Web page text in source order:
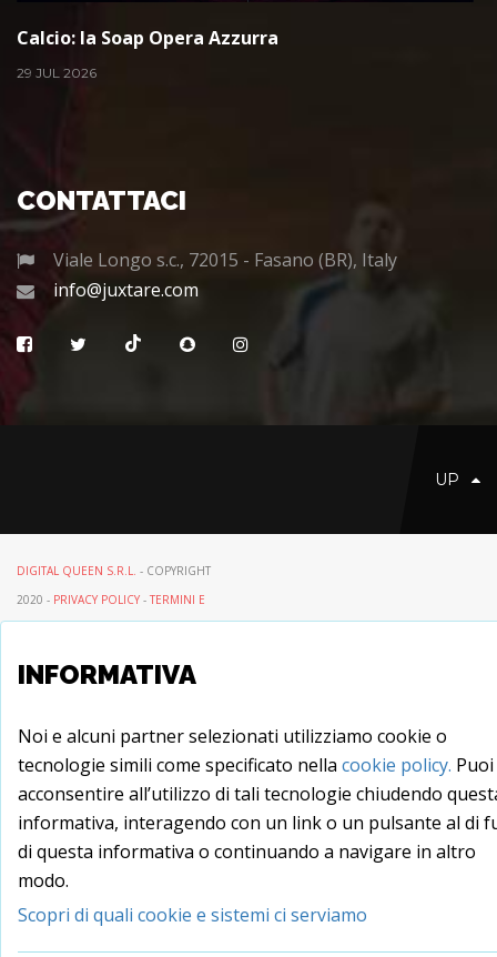
INFORMATIVA
Noi e alcuni partner selezionati utilizziamo cookie o
tecnologie simili come specificato nella cookie policy. Puoi
acconsentire all’utilizzo di tali tecnologie chiudendo
informativa, interagendo con un link o un pulsante al di
di questa informativa o continuando a navigare in altro
modo.
Scopri di quali cookie e sistemi ci serviamo
Calcio: la Soap Opera Azzurra
29 JUL 2026
CONTATTACI
Viale Longo s.c., 72015 - Fasano (BR), Italy
info@juxtare.com
UP
DIGITAL QUEEN S.R.L. - COPYRIGHT
2020 - PRIVACY POLICY - TERMINI E